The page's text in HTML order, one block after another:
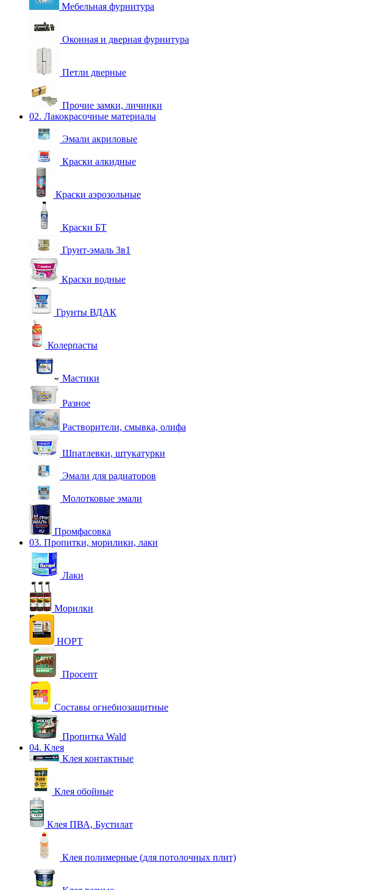
Мебельная фурнитура
Оконная и дверная фурнитура
Петли дверные
Прочие замки, личинки
02. Лакокрасочные материалы
Эмали акриловые
Краски алкидные
Краски аэрозольные
Краски БТ
Грунт-эмаль 3в1
Краски водные
Грунты ВДАК
Колерпасты
Мастики
Разное
Растворители, смывка, олифа
Шпатлевки, штукатурки
Эмали для радиаторов
Молотковые эмали
Промфасовка
03. Пропитки, морилики, лаки
Лаки
Морилки
НОРТ
Просепт
Составы огнебиозащитные
Пропитка Wald
04. Клея
Клея контактные
Клея обойные
Клея ПВА, Бустилат
Клея полимерные (для потолочных плит)